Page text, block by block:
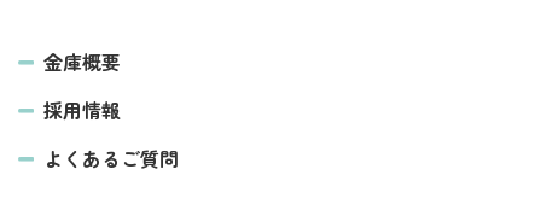
金庫概要
採用情報
よくあるご質問